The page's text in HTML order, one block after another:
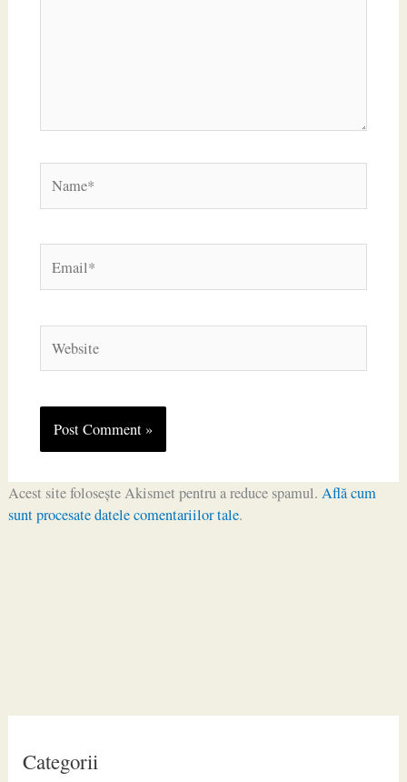
Categorii
Acest site folosește Akismet pentru a reduce spamul. Află cum
sunt procesate datele comentariilor tale.